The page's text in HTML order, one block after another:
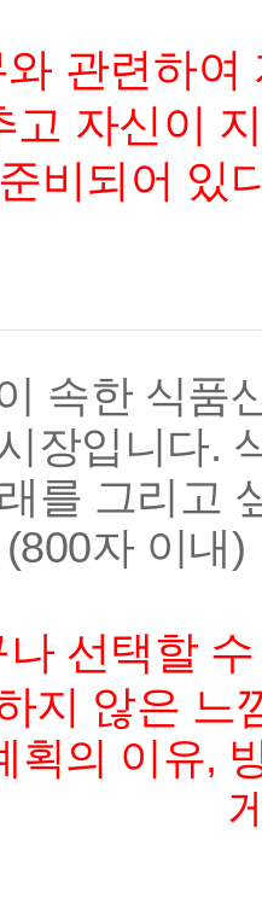
와 관련하여
고 자신이
비되어 있
속한 식품
장입니다.
를 그리고
자 이내)
나 선택할
지 않은 느
획의 이유,